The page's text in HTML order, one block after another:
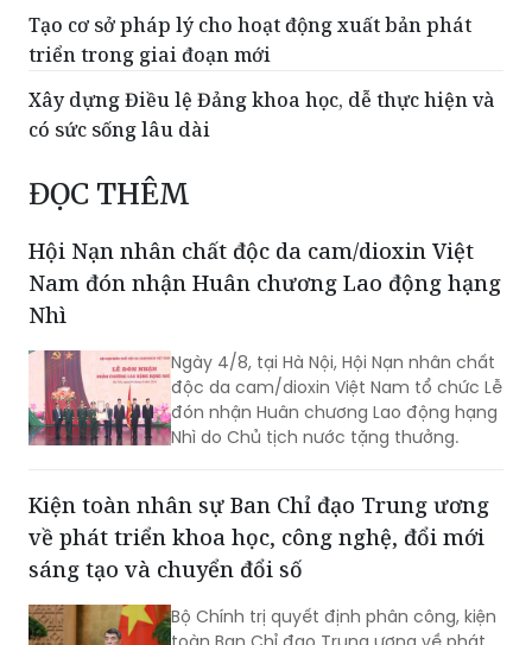
Đưa đổi mới sáng tạo thành động lực phát triển
của toàn xã hội
Tạo cơ sở pháp lý cho hoạt động xuất bản phát
triển trong giai đoạn mới
Xây dựng Điều lệ Đảng khoa học, dễ thực hiện và
có sức sống lâu dài
ĐỌC THÊM
Nam đón nhận Huân chương Lao động hạng
Nhì
Ngày 4/8, tại Hà Nội, Hội Nạn nhân chất
đón nhận Huân chương Lao động hạng
Nhì do Chủ tịch nước tặng thưởng.
Kiện toàn nhân sự Ban Chỉ đạo Trung ương
về phát triển khoa học, công nghệ, đổi mới